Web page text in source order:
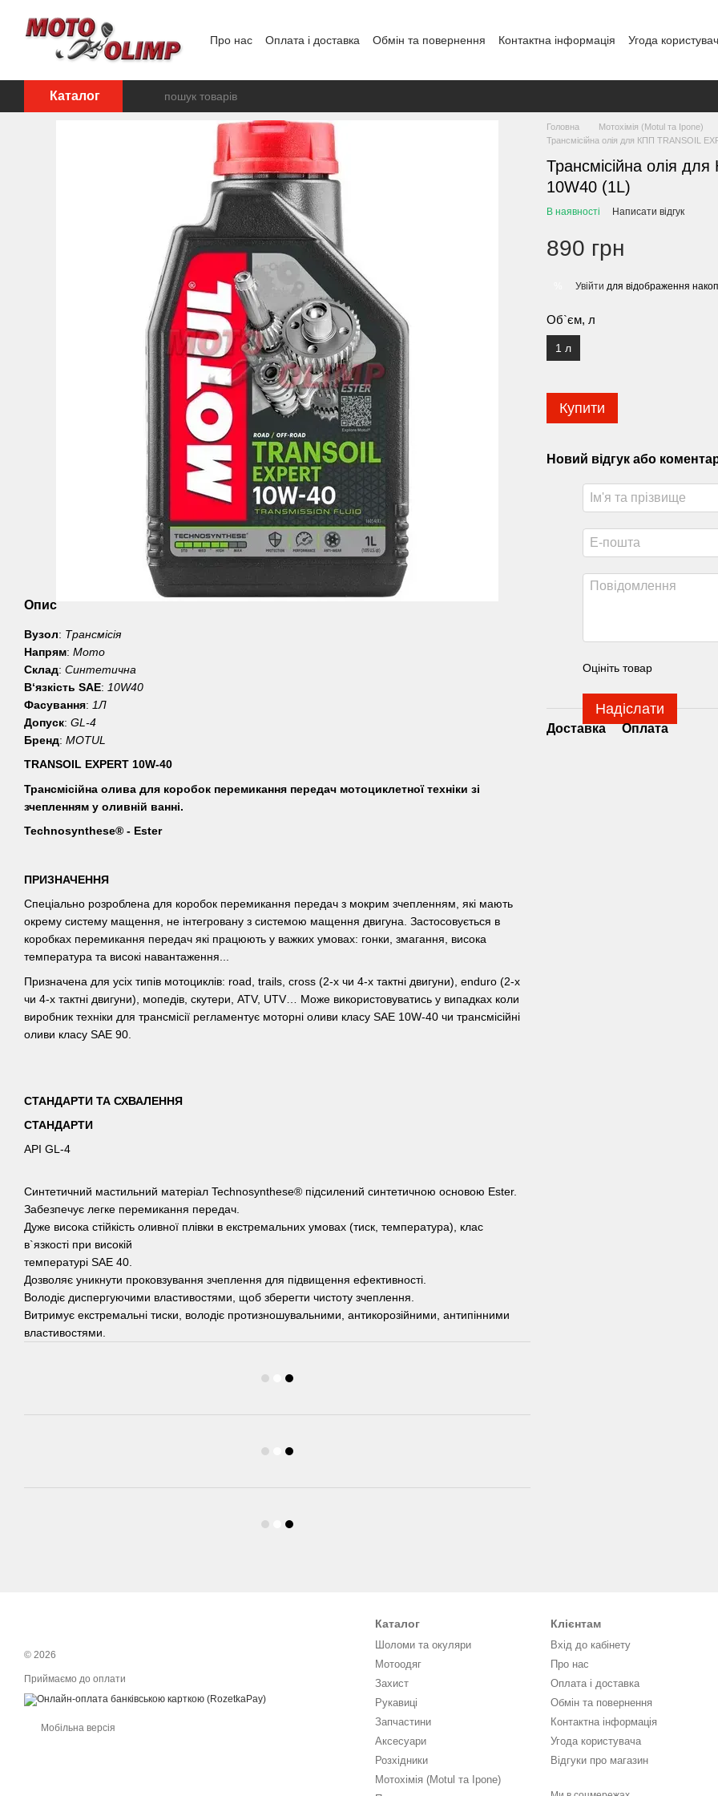
Про нас Оплата і доставка Обмін та повернення Контактна інформація
Угода
Каталог
Опис
Вузол: Трансмісія
Напрям: Мото
Склад: Синтетична
В‘язкість SAE: 10W40
Фасування: 1Л
Допуск: GL-4
Бренд: MOTUL
TRANSOIL EXPERT 10W-40
Трансмісійна олива для коробок перемикання передач мотоциклетної техніки зі
зчепленням у оливній ванні.
Technosynthese® - Ester
ПРИЗНАЧЕННЯ
Спеціально розроблена для коробок перемикання передач з мокрим зчепленням, які мають
окрему систему мащення, не інтегровану з системою мащення двигуна. Застосовується в
коробках перемикання передач які працюють у важких умовах: гонки, змагання, висока
температура та високі навантаження...
Призначена для усіх типів мотоциклів: road, trails, cross (2-х чи 4-х тактні двигуни), еnduro (2-х
чи 4-х тактні двигуни), мопедів, скутери, ATV, UTV… Може використовуватись у випадках коли
виробник техніки для трансмісії регламентує моторні оливи класу SAE 10W-40 чи трансмісійні
оливи класу SAE 90.
СТАНДАРТИ ТА СХВАЛЕННЯ
СТАНДАРТИ
API GL-4
Синтетичний мастильний матеріал Technosynthese® підсилений синтетичною основою Ester.
Забезпечує легке перемикання передач.
Дуже висока стійкість оливної плівки в екстремальних умовах (тиск, температура), клас
в`язкості при високій
температурі SAE 40.
Дозволяє уникнути проковзування зчеплення для підвищення ефективності.
Володіє диспергуючими властивостями, щоб зберегти чистоту зчеплення.
Витримує екстремальні тиски, володіє протизношувальними, антикорозійними, антипінними
властивостями.
Головна Мотохімія (Motul та Ipone)
Трансмісійна олія для КПП TRANSOIL
Трансмісійна олія
10W40 (1L)
В наявності Написати відгук
890 грн
Увійти для відображення
Об`єм, л
1 л
Купити
Новий відгук або
Оцініть товар
Надіслати
Доставка Оплата
© 2026
Приймаємо до оплати
Мобільна версія
Каталог
Шоломи та окуляри
Мотоодяг
Захист
Рукавиці
Запчастини
Аксесуари
Розхідники
Мотохімія (Motul та Ipone)
Клієнтам
Вхід до кабінету
Про нас
Оплата і доставка
Обмін та повернення
Контактна інформація
Угода користувача
Відгуки про магазин